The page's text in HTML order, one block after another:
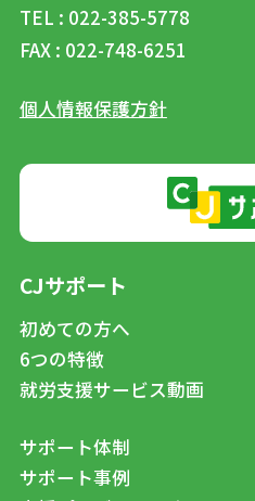
TEL : 022-385-5778
FAX : 022-748-6251
個人情報保護方針
CJサポート
初めての方へ
6つの特徴
就労支援サービス動画
サポート体制
サポート事例